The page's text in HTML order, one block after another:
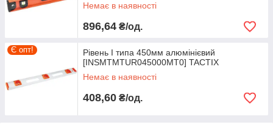
Немає в наявності
896,64 ₴/од.
Є опт!
Рівень I типа 450мм алюмінієвий
[INSMTMTUR045000MT0] TACTIX
Немає в наявності
408,60 ₴/од.